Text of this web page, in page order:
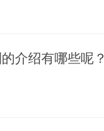
介绍有哪些呢？